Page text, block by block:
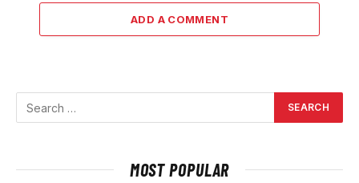
ADD A COMMENT
MOST POPULAR